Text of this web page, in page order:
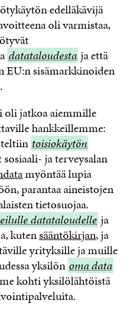
edelläkävijä
oli varmistaa,
datataloudesta
datataloudesta ja että
EU:n sisämarkkinoiden
oli jatkoa aiemmille
hankkeillemme:
toisiokäytön
toisiokäytön
ja terveysalan
myöntää lupia
parantaa aineistojen
tietosuojaa.
datataloudelle ja
kutensääntökirjan, ja
yrityksille ja muille
yksilön oma
data
oma data
kohti yksilölähtöistä